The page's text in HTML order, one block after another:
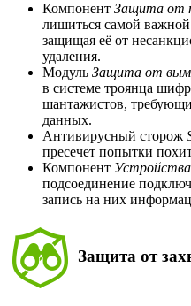
Компонент Защита от
лишиться самой
защищая её от
удаления.
Модуль Защита от
в системе троянца
шантажистов,
данных.
Антивирусный сторож
пресечет попытки
Компонент Устройства
подсоединение
запись на них
Защита от